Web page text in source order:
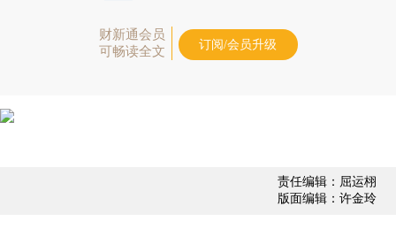
财新通会员
可畅读全文
订阅/会员升级
责任编辑：屈运栩
版面编辑：许金玲